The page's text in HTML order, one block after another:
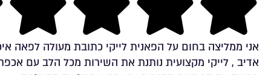
Rating 5 out of 5
אני ממליצה בחום על הפאנית לייקי כתובת מעולה לפאה
אדיב , לייקי מקצועית נותנת את השירות מכל הלב עם